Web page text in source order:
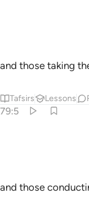
and those taking
Tafsirs Lessons
79:5
and those